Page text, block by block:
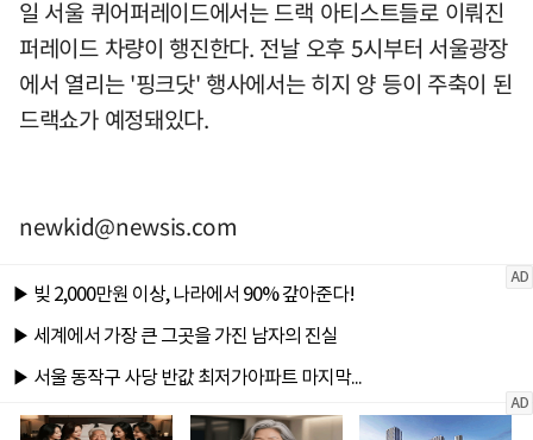
일 서울 퀴어퍼레이드에서는 드랙 아티스트들로 이뤄진
퍼레이드 차량이 행진한다. 전날 오후 5시부터 서울광장
에서 열리는 '핑크닷' 행사에서는 히지 양 등이 주축이 된
드랙쇼가 예정돼있다.
newkid@newsis.com